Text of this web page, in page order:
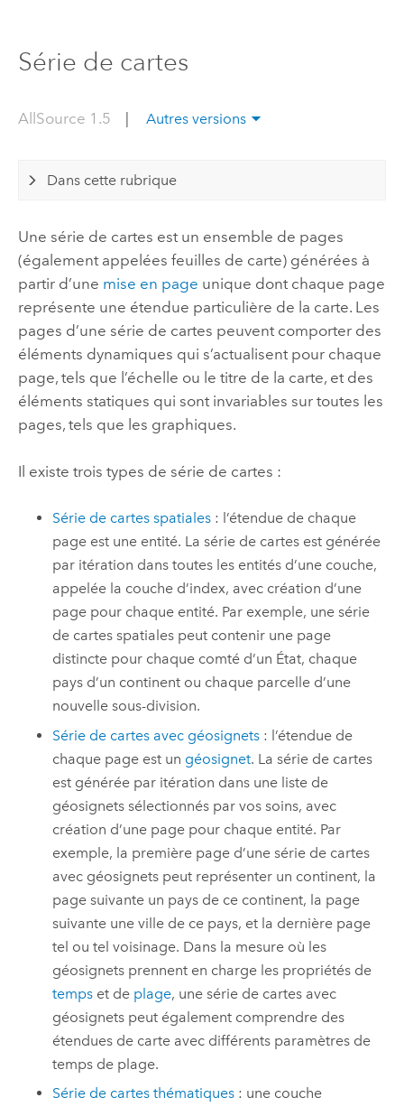
Série de cartes
AllSource 1.5 Autres versions
Dans cette rubrique
Une série de cartes est un ensemble de pages
(également appelées feuilles de carte) générées à
partir d’une mise en page unique dont chaque page
représente une étendue particulière de la carte. Les
pages d’une série de cartes peuvent comporter des
éléments dynamiques qui s’actualisent pour chaque
page, tels que l’échelle ou le titre de la carte, et des
éléments statiques qui sont invariables sur toutes les
pages, tels que les graphiques.
Il existe trois types de série de cartes :
Série de cartes spatiales : l’étendue de chaque
page est une entité. La série de cartes est générée
par itération dans toutes les entités d’une couche,
appelée la couche d’index, avec création d’une
page pour chaque entité. Par exemple, une série
de cartes spatiales peut contenir une page
distincte pour chaque comté d’un État, chaque
pays d’un continent ou chaque parcelle d’une
nouvelle sous-division.
Série de cartes avec géosignets : l’étendue de
chaque page est un géosignet. La série de cartes
est générée par itération dans une liste de
géosignets sélectionnés par vos soins, avec
création d’une page pour chaque entité. Par
exemple, la première page d’une série de cartes
avec géosignets peut représenter un continent, la
page suivante un pays de ce continent, la page
suivante une ville de ce pays, et la dernière page
tel ou tel voisinage. Dans la mesure où les
géosignets prennent en charge les propriétés de
temps et de plage, une série de cartes avec
géosignets peut également comprendre des
étendues de carte avec différents paramètres de
temps de plage.
Série de cartes thématiques : une couche